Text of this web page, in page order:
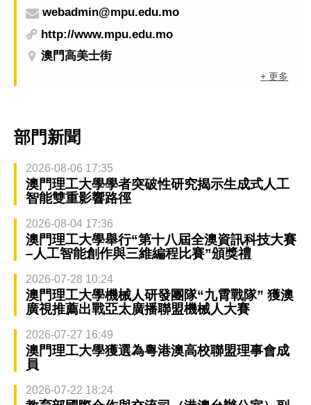
webadmin@mpu.edu.mo
http://www.mpu.edu.mo
澳門高美士街
+ 更多
部門新聞
2026-08-06 17:35
澳門理工大學學者突破性研究揭示生成式人工
智能雙重影響路徑
2026-08-04 17:36
澳門理工大學舉行“第十八屆全澳資訊科技大賽
–人工智能創作與三維編程比賽”頒獎禮
2026-07-28 10:24
澳門理工大學機械人研發團隊“九霄戰隊” 獲澳
廣視推薦出戰亞太廣播聯盟機械人大賽
2026-07-27 16:49
澳門理工大學獲選為粵港澳高校聯盟理事會成
員
2026-07-22 18:24